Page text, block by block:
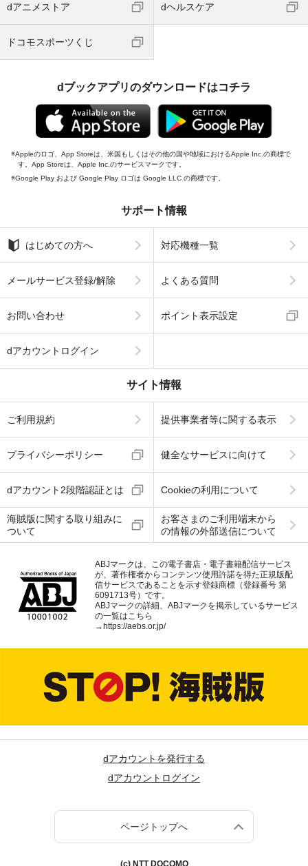
dアニメストア dヘルスケア
ドコモスポーツくじ
dブックアプリのダウンロードはコチラ
Appleのロゴ、App Storeは、米国もしくはその他の国や地域におけるApple Inc.の商標で
す。App Storeは、Apple Inc.のサービスマークです。
Google Play および Google Play ロゴは Google LLC の商標です。
サポート情報
はじめての方へ 対応機種一覧
メールサービス登録/解除 よくある質問
お問い合わせ ポイント表示設定
dアカウントログイン
サイト情報
ご利用規約 提供事業者等に関する表示
プライバシーポリシー 健全なサービスに向けて
dアカウント2段階認証とは Cookieの利用について
海賊版に関する取り組みに
ついて
お客さまのご利用端末から
の情報の外部送信について
ABJマークは、この電子書店・電子書籍配信サービス
が、著作権者からコンテンツ使用許諾を得た正規版配
信サービスであることを示す登録商標（登録番号 第
6091713号）です。
ABJマークの詳細、ABJマークを掲示しているサービス
の一覧はこちら
→ https://aebs.or.jp/
dアカウントを発行する
dアカウントログイン
ページトップへ